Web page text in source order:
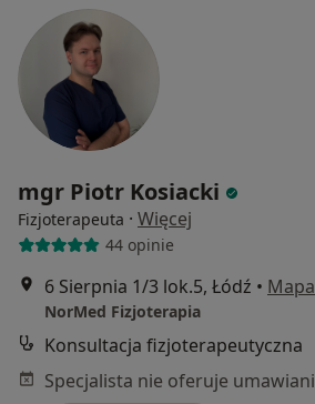
mgr Piotr Kosiacki
Fizjoterapeuta · Więcej
44 opinie
6 Sierpnia 1/3 lok.5, Łódź • Mapa
NorMed Fizjoterapia
Konsultacja fizjoterapeutyczna